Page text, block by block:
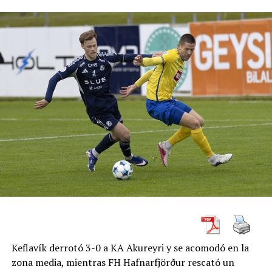
“Siento que con el tenis que he estado jugando, estoy
mejorando. Todavía tengo un buen nivel, aunque
todavía siento que necesito el ritmo del partido”, dijo
Clijsters.
“He jugado un partido oficial hasta ahora, y algunos sets
de práctica. Me gustaría tener más partidos, y esa es la
única forma en que puedo practicar ciertas cosas que
solo puedes modificar en los partidos”.
“En la práctica, me estoy moviendo mejor, estoy
reaccionando mejor, estoy tomando mejores decisiones.
más partidos pueda jugar, más mejorará y veremos hasta
Keflavík derrotó 3-0 a KA Akureyri y se acomodó en la
zona media, mientras FH Hafnarfjörður rescató un